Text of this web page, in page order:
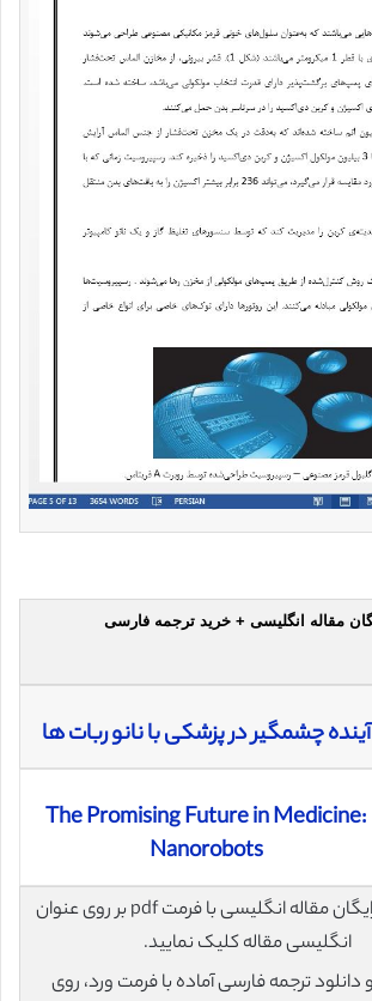
مقاله انگلیسی + خرید ترجمه فارسی
آینده چشمگیر در پزشکی با نانو ربات ها
The Promising Future in Medicine:
Nanorobots
برای دانلود رایگان مقاله انگلیسی با فرمت pdf بر روی عنوان
انگلیسی مقاله کلیک نمایید.
دانلود ترجمه فارسی آماده با فرمت ورد، روی